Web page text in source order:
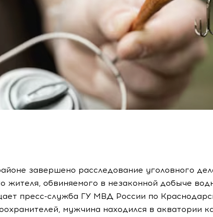
завершено расследование уголовного
жителя, обвиняемого в незаконной добыче
пресс-служба ГУ МВД России по
мужчина находился в акватории